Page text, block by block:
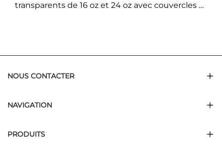
transparents de 16 oz et 24 oz avec couvercles et
NOUS CONTACTER
NAVIGATION
PRODUITS